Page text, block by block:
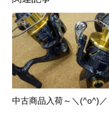
中古商品入荷～＼(^o^)／